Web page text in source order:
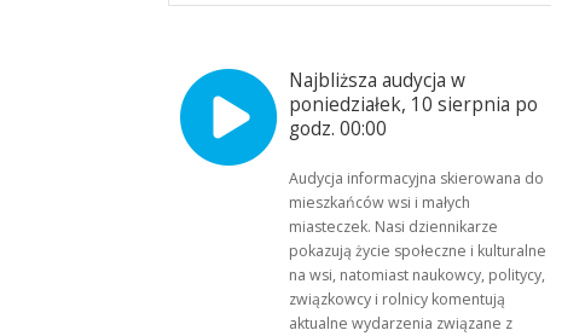
Najbliższa audycja w
poniedziałek, 10 sierpnia po
godz. 00:00
Audycja informacyjna skierowana do
mieszkańców wsi i małych
miasteczek. Nasi dziennikarze
pokazują życie społeczne i kulturalne
na wsi, natomiast naukowcy, politycy,
związkowcy i rolnicy komentują
aktualne wydarzenia związane z